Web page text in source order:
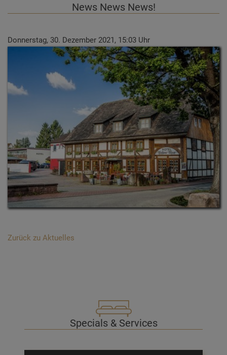
News News News!
Donnerstag, 30. Dezember 2021, 15:03 Uhr
Zurück zu Aktuelles
Specials & Services